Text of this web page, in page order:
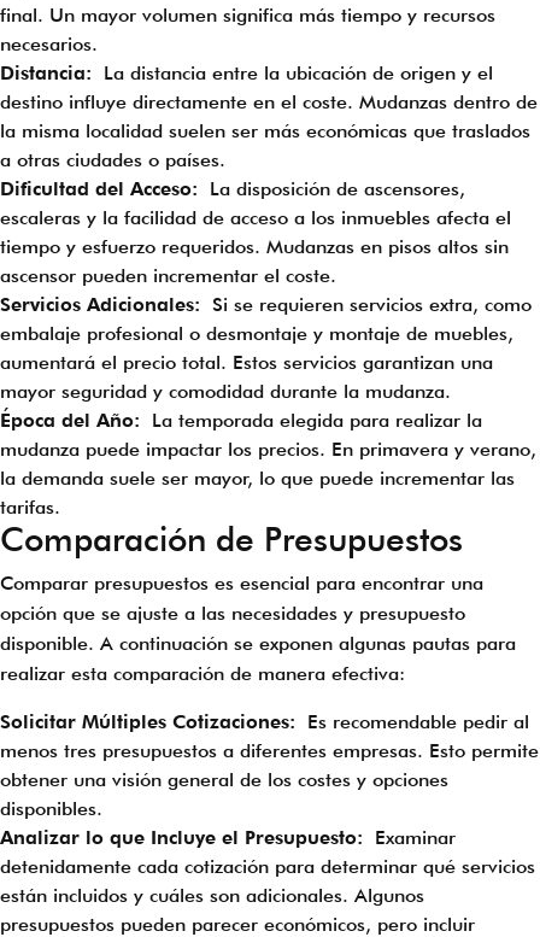
final. Un mayor volumen significa más tiempo y recursos
necesarios.
Distancia: La distancia entre la ubicación de origen y el
destino influye directamente en el coste. Mudanzas dentro de
la misma localidad suelen ser más económicas que traslados
a otras ciudades o países.
Dificultad del Acceso: La disposición de ascensores,
escaleras y la facilidad de acceso a los inmuebles afecta el
tiempo y esfuerzo requeridos. Mudanzas en pisos altos sin
ascensor pueden incrementar el coste.
Servicios Adicionales: Si se requieren servicios extra, como
embalaje profesional o desmontaje y montaje de muebles,
aumentará el precio total. Estos servicios garantizan una
mayor seguridad y comodidad durante la mudanza.
Época del Año: La temporada elegida para realizar la
mudanza puede impactar los precios. En primavera y verano,
la demanda suele ser mayor, lo que puede incrementar las
tarifas.
Comparación de Presupuestos
Comparar presupuestos es esencial para encontrar una
opción que se ajuste a las necesidades y presupuesto
disponible. A continuación se exponen algunas pautas para
realizar esta comparación de manera efectiva:
Solicitar Múltiples Cotizaciones: Es recomendable pedir al
menos tres presupuestos a diferentes empresas. Esto permite
obtener una visión general de los costes y opciones
disponibles.
Analizar lo que Incluye el Presupuesto: Examinar
detenidamente cada cotización para determinar qué servicios
están incluidos y cuáles son adicionales. Algunos
presupuestos pueden parecer económicos, pero incluir